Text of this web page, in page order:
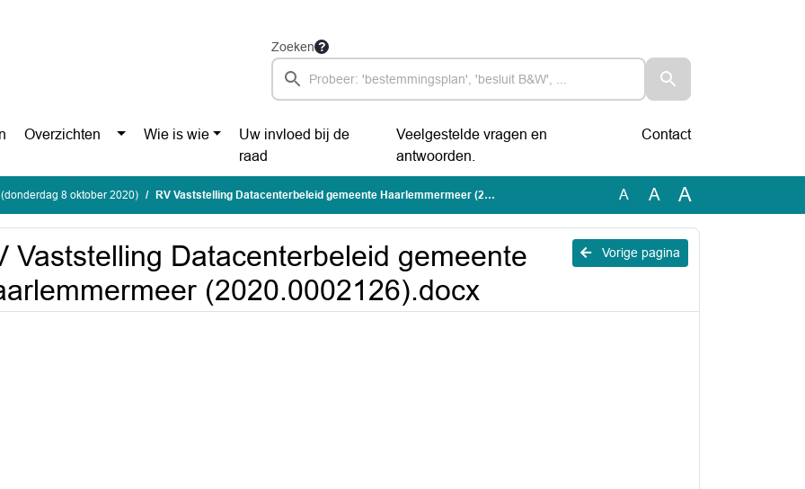
Zoeken
Overzichten Wie is wie
Uw invloed bij de
raad
Veelgestelde vragen en
antwoorden.
Contact
8 oktober 2020) RV Vaststelling Datacenterbeleid gemeente Haarlemmermeer (2020.0002126).docx A A A
Vorige pagina
Vaststelling Datacenterbeleid gemeente
(2020.0002126).docx